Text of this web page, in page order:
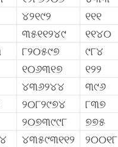
୪୨୧୯୨ ୧୧୧
୩୫୧୧୨୪୯ ୧୧୪୦
୮୨୦୫୯୭ ୯୮୪
୧୦୬୩୧୭ ୧୨୨
୪୩୬୨୪୪ ୩୯୬
୨୦୮୨୯୭୪ ୮୩୭
୨୦୭୩୯୯୮ ୭୭୫
୪୩୫୯୩୧୧୨ ୨୦୦୧୮